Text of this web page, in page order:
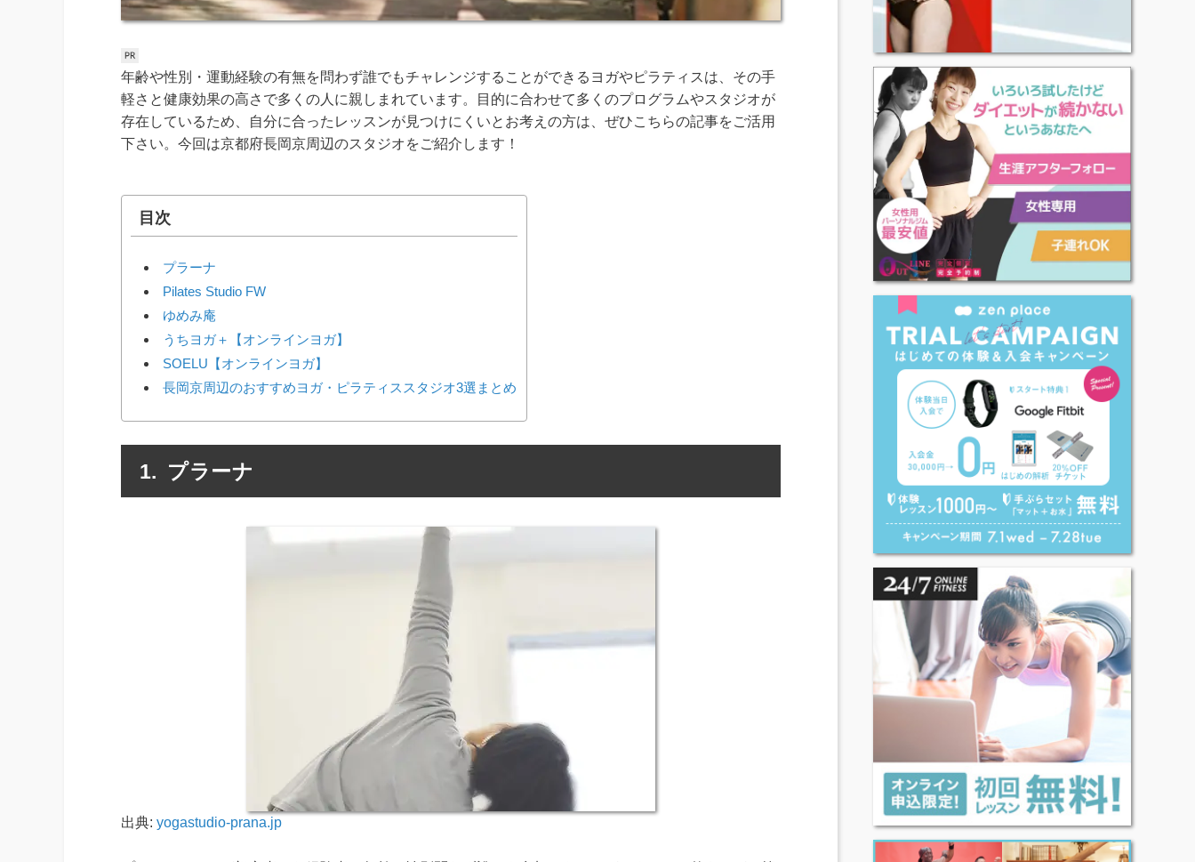
年齢や性別・運動経験の有無を問わず誰でもチャレンジすることができるヨガやピラティスは、その手
軽さと健康効果の高さで多くの人に親しまれています。目的に合わせて多くのプログラムやスタジオが
存在しているため、自分に合ったレッスンが見つけにくいとお考えの方は、ぜひこちらの記事をご活用
下さい。今回は京都府長岡京周辺のスタジオをご紹介します！
目次
プラーナ
Pilates Studio FW
ゆめみ庵
うちヨガ＋【オンラインヨガ】
SOELU【オンラインヨガ】
長岡京周辺のおすすめヨガ・ピラティススタジオ3選まとめ
プラーナ
出典: yogastudio-prana.jp